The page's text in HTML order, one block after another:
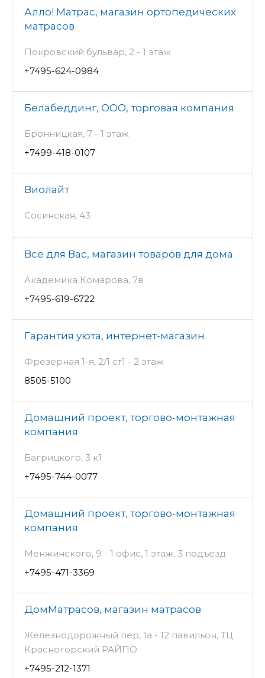
Алло! Матрас, магазин ортопедических
матрасов
Покровский бульвар, 2 - 1 этаж
+7495-624-0984
Белабеддинг, ООО, торговая компания
Бронницкая, 7 - 1 этаж
+7499-418-0107
Виолайт
Сосинская, 43
Все для Вас, магазин товаров для дома
Академика Комарова, 7в
+7495-619-6722
Гарантия уюта, интернет-магазин
Фрезерная 1-я, 2/1 ст1 - 2 этаж
8505-5100
Домашний проект, торгово-монтажная
компания
Багрицкого, 3 к1
+7495-744-0077
Домашний проект, торгово-монтажная
компания
Менжинского, 9 - 1 офис, 1 этаж, 3 подъезд
+7495-471-3369
ДомМатрасов, магазин матрасов
Железнодорожный пер, 1а - 12 павильон, ТЦ
Красногорский РАЙПО
+7495-212-1371